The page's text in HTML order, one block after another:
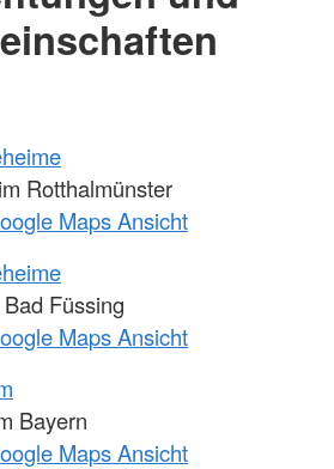
Rotthalmünster
Maps Ansicht
Füssing
Maps Ansicht
Bayern
Maps Ansicht